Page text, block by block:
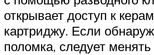
открывает доступ к
картриджу. Если
поломка, следует